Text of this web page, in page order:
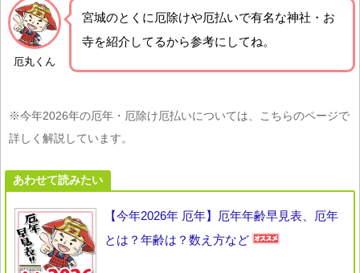
厄丸くん
宮城のとくに厄除けや厄払いで有名な神社・お
寺を紹介 してるから参考にしてね。
※今年2026年の厄年・厄除け厄払いについては、こちらのページで
詳しく解説しています。
あわせて読みたい
【今年2026年 厄年】厄年年齢早見表、厄年
とは？年齢は？数え方など